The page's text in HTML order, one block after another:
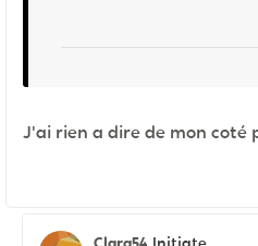
J'ai rien a dire de mon coté